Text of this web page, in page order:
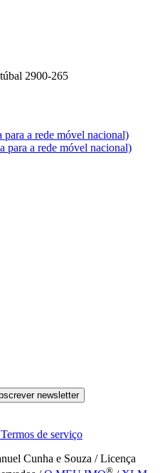
2900-265
a rede móvel nacional)
para a rede móvel nacional)
newsletter
de serviço
Cunha e Souza / Licença
®